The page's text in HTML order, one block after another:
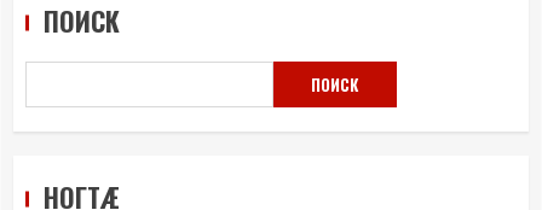
ПОИСК
ПОИСК
НОГТÆ